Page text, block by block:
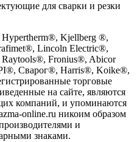
для сварки и резки
Kjellberg ®,
Lincoln Electric®,
Fronius®, Abicor
Сварог®, Harris®, Koike®,
торговые
на сайте, являются
компаний, и упоминаются
online.ru никоим образом
и
знаками.